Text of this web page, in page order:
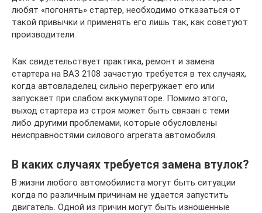
любят «погонять» стартер, необходимо отказаться от
такой привычки и применять его лишь так, как советуют
производители.
Как свидетельствует практика, ремонт и замена
стартера на ВАЗ 2108 зачастую требуется в тех случаях,
когда автовладелец сильно перегружает его или
запускает при слабом аккумуляторе. Помимо этого,
выход стартера из строя может быть связан с теми
либо другими проблемами, которые обусловлены
неисправностями силового агрегата автомобиля.
В каких случаях требуется замена втулок?
В жизни любого автомобилиста могут быть ситуации
когда по различным причинам не удается запустить
двигатель. Одной из причин могут быть изношенные